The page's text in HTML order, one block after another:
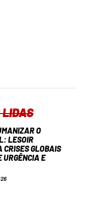
O
LESOIR
CRISES GLOBAIS
URGÊNCIA E